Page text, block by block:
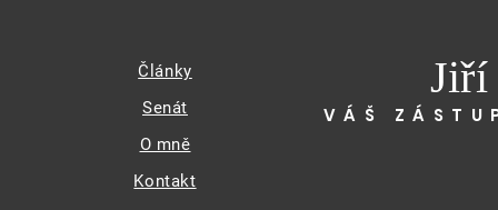
Články
Senát
O mně
Kontakt
Jiří
VÁŠ